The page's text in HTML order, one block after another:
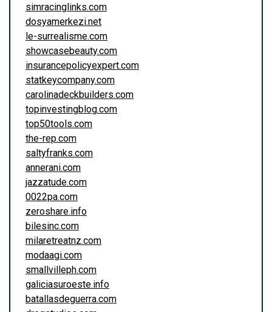
simracinglinks.com
dosyamerkezi.net
le-surrealisme.com
showcasebeauty.com
insurancepolicyexpert.com
statkeycompany.com
carolinadeckbuilders.com
topinvestingblog.com
top50tools.com
the-rep.com
saltyfranks.com
annerani.com
jazzatude.com
0022pa.com
zeroshare.info
bilesinc.com
milaretreatnz.com
modaagi.com
smallvilleph.com
galiciasuroeste.info
batallasdeguerra.com